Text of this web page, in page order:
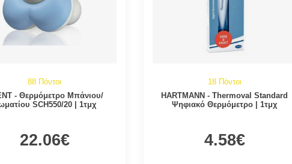
88 Πόντοι
- Θερμόμετρο Μπάνιου/
SCH550/20 | 1τμχ
22.06€
18 Πόντοι
HARTMANN - Thermoval Standard
Ψηφιακό Θερμόμετρο | 1τμχ
4.58€